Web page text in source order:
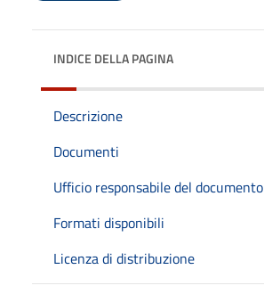
INDICE DELLA PAGINA
Descrizione
Documenti
Ufficio responsabile del documento
Formati disponibili
Licenza di distribuzione